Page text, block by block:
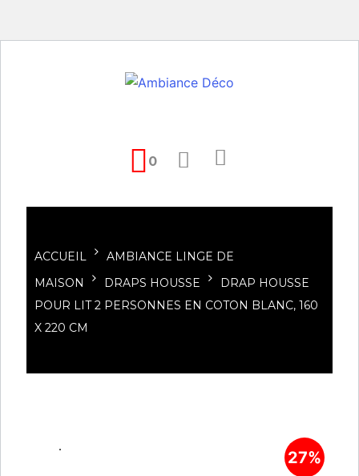
0
ACCUEIL
AMBIANCE LINGE DE
MAISON
DRAPS HOUSSE
DRAP HOUSSE
POUR LIT 2 PERSONNES EN COTON BLANC, 160
X 220 CM
27%